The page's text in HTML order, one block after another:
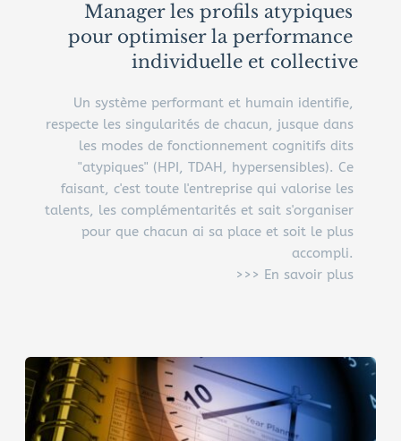
Manager les profils atypiques
pour optimiser la performance
individuelle et collective
Un système performant et humain identifie,
respecte les singularités de chacun, jusque dans
les modes de fonctionnement cognitifs dits
"atypiques" (HPI, TDAH, hypersensibles). Ce
faisant, c'est toute l'entreprise qui valorise les
talents, les complémentarités et sait s'organiser
pour que chacun ai sa place et soit le plus
accompli.
>>> En savoir plus